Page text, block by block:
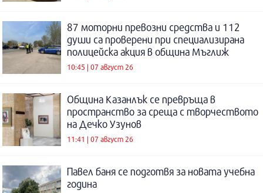
87 моторни превозни средства и 112
души са проверени при специализирана
полицейска акция в община Мъглиж
10:45 | 07 август 26
Община Казанлък се превръща в
пространство за среща с творчеството
на Дечко Узунов
11:41 | 07 август 26
Павел баня се подготвя за новата учебна
година